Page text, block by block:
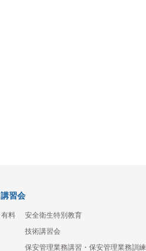
講習会
有料
安全衛生特別教育
技術講習会
保安管理業務講習・保安管理業務訓練